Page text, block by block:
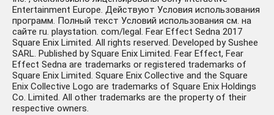
Entertainment Europe. Действуют Условия использования
программ. Полный текст Условий использования см. на
сайте ru. playstation. com/legal. Fear Effect Sedna 2017
Square Enix Limited. All rights reserved. Developed by Sushee
SARL. Published by Square Enix Limited. Fear Effect, Fear
Effect Sedna are trademarks or registered trademarks of
Square Enix Limited. Square Enix Collective and the Square
Enix Collective Logo are trademarks of Square Enix Holdings
Co. Limited. All other trademarks are the property of their
respective owners.